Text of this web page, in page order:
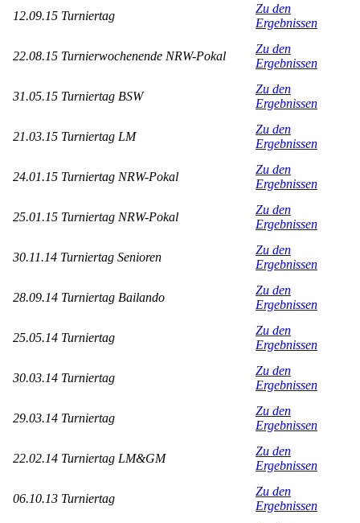
12.09.15 Turniertag
Zu den
Ergebnissen
22.08.15 Turnierwochenende NRW-Pokal
Zu den
Ergebnissen
31.05.15 Turniertag BSW
Zu den
Ergebnissen
21.03.15 Turniertag LM
Zu den
Ergebnissen
24.01.15 Turniertag NRW-Pokal
Zu den
Ergebnissen
25.01.15 Turniertag NRW-Pokal
Zu den
Ergebnissen
30.11.14 Turniertag Senioren
Zu den
Ergebnissen
28.09.14 Turniertag Bailando
Zu den
Ergebnissen
25.05.14 Turniertag
Zu den
Ergebnissen
30.03.14 Turniertag
Zu den
Ergebnissen
29.03.14 Turniertag
Zu den
Ergebnissen
22.02.14 Turniertag LM&GM
Zu den
Ergebnissen
06.10.13 Turniertag
Zu den
Ergebnissen